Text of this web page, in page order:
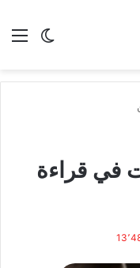
الوضع
في قراءة